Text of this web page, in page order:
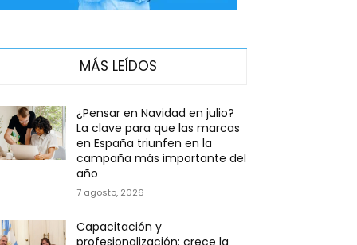
MÁS LEÍDOS
¿Pensar en Navidad en julio?
La clave para que las marcas
en España triunfen en la
campaña más importante del
año
7 agosto, 2026
Capacitación y
profesionalización: crece la